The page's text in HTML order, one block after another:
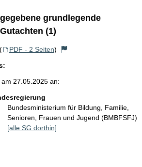
grundlegende
(1)
( PDF - 2 Seiten)
27.05.2025 an:
Bundesministerium für Bildung, Familie,
Senioren, Frauen und Jugend (BMBFSFJ)
[alle SG dorthin]